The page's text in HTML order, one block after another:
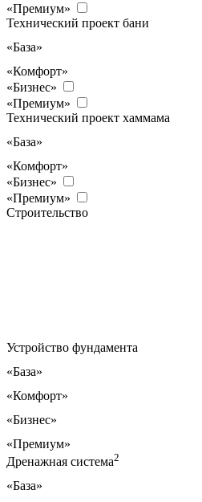
«Премиум»
Технический проект бани
«База»
«Комфорт»
«Бизнес»
«Премиум»
Технический проект хаммама
«База»
«Комфорт»
«Бизнес»
«Премиум»
Строительство
Устройство фундамента
«База»
«Комфорт»
«Бизнес»
«Премиум»
Дренажная система2
«База»